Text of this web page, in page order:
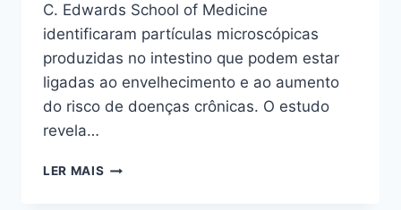
C. Edwards School of Medicine
identificaram partículas microscópicas
produzidas no intestino que podem estar
ligadas ao envelhecimento e ao aumento
do risco de doenças crônicas. O estudo
revela…
LER MAIS ESTUDO